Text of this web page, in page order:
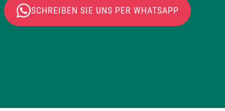
SCHREIBEN SIE UNS PER WHATSAPP